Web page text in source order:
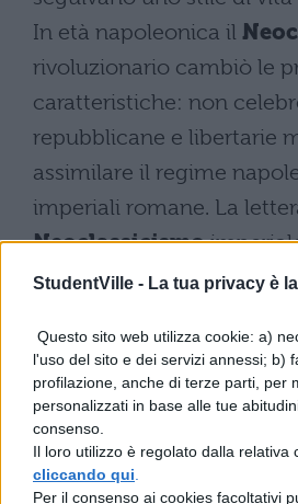
StudentVille - La tua privacy è
Questo sito web utilizza cookie: a)
l'uso del sito e dei servizi annessi; b)
profilazione, anche di terze parti, per
personalizzati in base alle tue
consenso.
Il loro utilizzo è regolato dalla relativa
cliccando qui
Per il consenso ai cookies facoltativi
In età napoleonica il
rivoluzionario cambiò le
caratteristiche: non
repubblicane e libertarie
assimilare il regime
imperiali romane. La
Neoclassicismo
del governo napoleonico
Il contesto culturale
Negli ultimi decenni del
dell’800 si riscontrano
delle tendenze che